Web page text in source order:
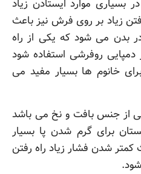
موارد ایستادن زیاد
زیاد بر روی فرش نیز باعث
بدن می شود که یکی از راه
روفرشی استفاده شود
خانوم ها بسیار مفید می
از جنس بافت و نخ می باشد
برای گرم شدن پا بسیار
شدن فشار زیاد راه رفتن